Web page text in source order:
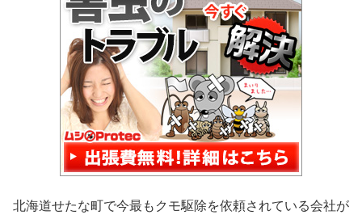
北海道せたな町で今最もクモ駆除を依頼されている会社が